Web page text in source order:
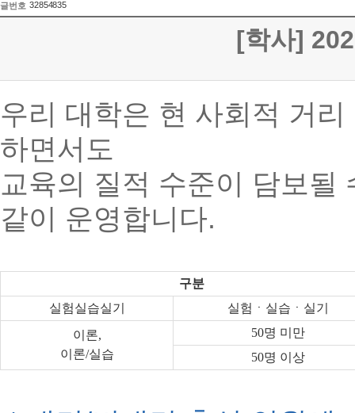
글번호 32854835
[학사]
우리 대학은 현 사회적 거
하면서도
교육의 질적 수준이 담보될
같이 운영합니다.
구분
실험실습실기
실험ㆍ실습ㆍ실기
이론,
이론/실습
50명 미만
50명 이상